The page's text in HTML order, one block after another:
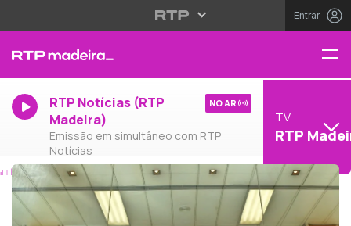
Entrar
RTP Notícias (RTP
Madeira)
Emissão em simultâneo com RTP
Notícias
NO AR
TV
RTP